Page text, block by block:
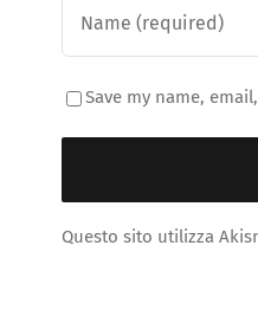
Save my name,
Questo sito utilizza